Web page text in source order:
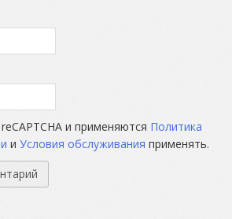
и применяются Политика
и Условия обслуживания применять.